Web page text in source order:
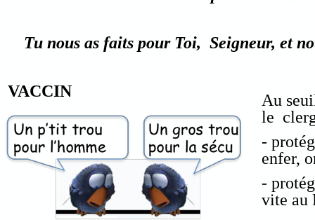
Tu nous as faits pour Toi, Seigneur, et
VACCIN
Au
le
-
enfer,
-
vite au